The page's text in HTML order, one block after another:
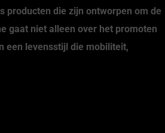
producten die zijn ontworpen om de
gaat niet alleen over het promoten
een levensstijl die mobiliteit,